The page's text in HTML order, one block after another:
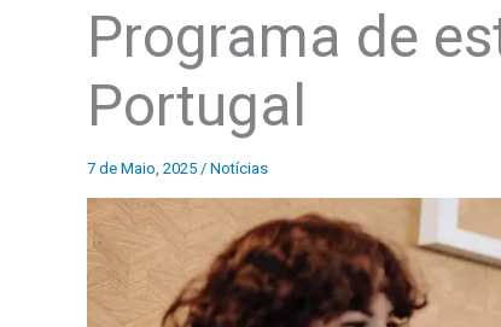
Programa de
Portugal
7 de Maio, 2025 / Notícias